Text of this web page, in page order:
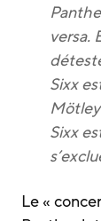
versa.
Sixx
Sixx
Le «